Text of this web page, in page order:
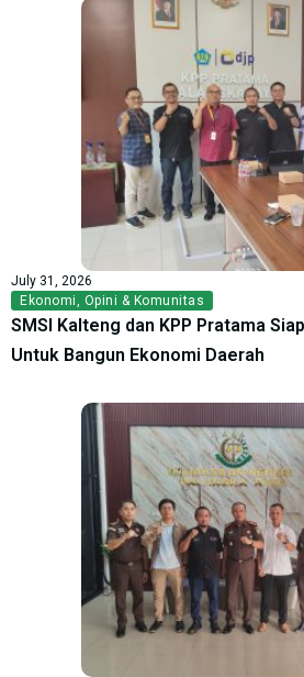
July 31, 2026
Ekonomi
Opini & Komunitas
SMSI Kalteng dan KPP Pratama
Untuk Bangun Ekonomi Daerah